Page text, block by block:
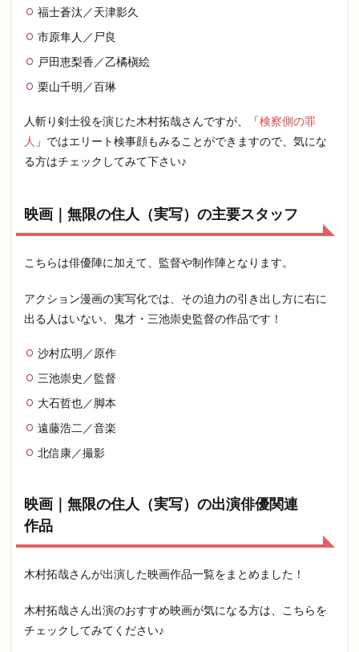
福士蒼汰／天津影久
市原隼人／尸良
戸田恵梨香／乙橘槇絵
栗山千明／百琳
人斬り剣士役を演じた木村拓哉さんですが、「検察側の罪
人 」ではエリート検事顔もみることができますので、気にな
る方はチェックしてみて下さい♪
映画｜無限の住人（実写）の主要スタッフ
こちらは俳優陣に加えて、監督や制作陣となります。
アクション漫画の実写化では、その迫力の引き出し方に右に
出る人はいない、鬼才・三池崇史監督の作品です！
沙村広明／原作
三池崇史／監督
大石哲也／脚本
遠藤浩二／音楽
北信康／撮影
映画｜無限の住人（実写）の出演俳優関連
作品
木村拓哉さんが出演した映画作品一覧をまとめました！
木村拓哉さん出演のおすすめ映画が気になる方は、こちらを
チェックしてみてください♪